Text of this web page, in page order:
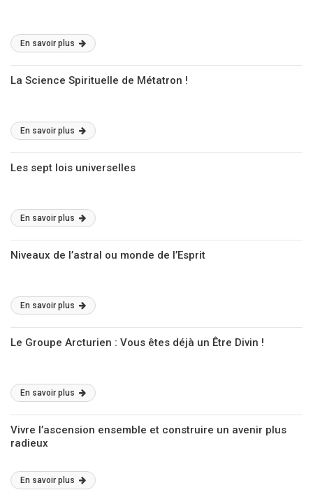
En savoir plus
La Science Spirituelle de Métatron !
En savoir plus
Les sept lois universelles
En savoir plus
Niveaux de l’astral ou monde de l’Esprit
En savoir plus
Le Groupe Arcturien : Vous êtes déjà un Être Divin !
En savoir plus
Vivre l’ascension ensemble et construire un avenir plus
radieux
En savoir plus